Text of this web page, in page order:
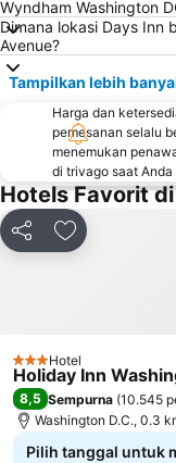
Wyndham Washington
Dimana lokasi Days Inn
Avenue?
Tampilkan lebih
Harga dan
pemesanan selalu
menemukan
di trivago saat
Hotels Favorit
BagikanTambahkan
3 Bintang
Hotel
Holiday Inn
8,5 Sempurna (10.545
Washington D.C., 0.3
Pilih tanggal untuk